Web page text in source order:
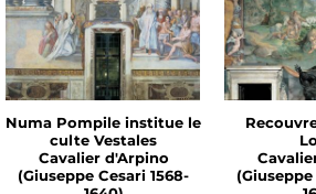
Numa Pompile institue le
culte Vestales
Cavalier d'Arpino
(Giuseppe Cesari 1568-
(Giuseppe